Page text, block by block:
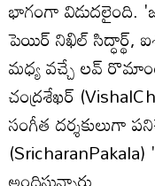
భాగంగా
పెయిర్ నిఖిల్ సిద్ధార్థ్,
మధ్య వచ్చే లవ్
చంద్రశేఖర్
సంగీత దర్శకులుగా